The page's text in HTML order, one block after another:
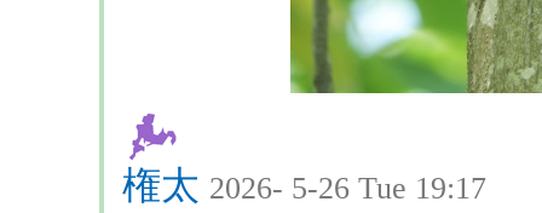
権太 2026- 5-26 Tue 19:17